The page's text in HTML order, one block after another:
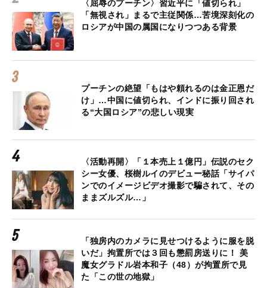
〈屈辱のプーチン〉習近平に「値切られ」
「無視され」まるで主従関係…苦境深刻化の
ロシアが中国の属国になりつつある背景
プーチンの絶望「もはや頼れるのは金正恩だ
け」…中国に値切られ、インドに振り回され
る“大国ロシア”の悲しい現実
〈活動再開〉「１本売上１億円」伝説のセク
シー女優、桜樹ルイのデビュー秘話「サイパ
ンでのイメージビデオ撮影で騙されて、その
ままズルズル…」
「独房内のカメラに見せつけるように服を脱
いだ」拘置所では３回も懲罰房送りに！ 美
魔女グラドル岩本和子（48）が拘置所で見
た「この世の地獄」